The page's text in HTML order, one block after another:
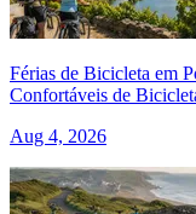
Férias de Bicicleta em
Confortáveis de
Aug 4, 2026